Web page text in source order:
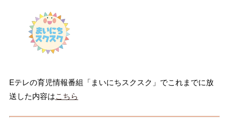
Eテレの育児情報番組「まいにちスクスク」でこれまでに放
送した内容はこちら